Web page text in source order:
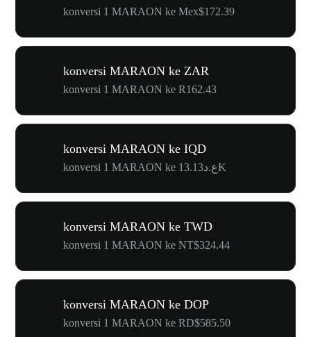
konversi 1 MARAON ke Mex$172.39
konversi MARAON ke ZAR
konversi 1 MARAON ke R162.43
konversi MARAON ke IQD
konversi 1 MARAON ke ع.د13.13K
konversi MARAON ke TWD
konversi 1 MARAON ke NT$324.44
konversi MARAON ke DOP
konversi 1 MARAON ke RD$585.50